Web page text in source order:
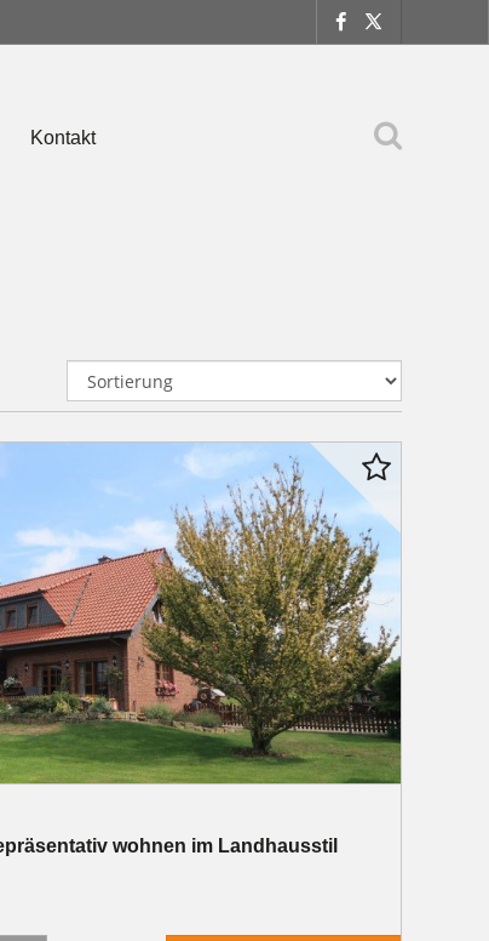
Kontakt
wohnen im Landhausstil